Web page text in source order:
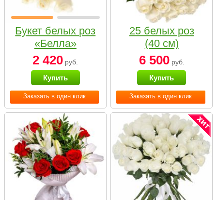
Заказать в один клик
Букет белых роз
«Белла»
2 420 руб.
Купить
Заказать в один клик
25 белых роз
(40 см)
6 500руб.
Купить